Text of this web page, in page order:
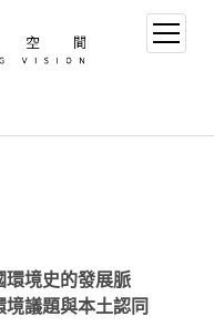
環境史的發展脈
議題與本土認同